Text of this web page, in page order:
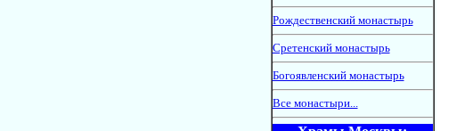
Рождественский монастырь
Сретенский монастырь
Богоявленский монастырь
Все монастыри...